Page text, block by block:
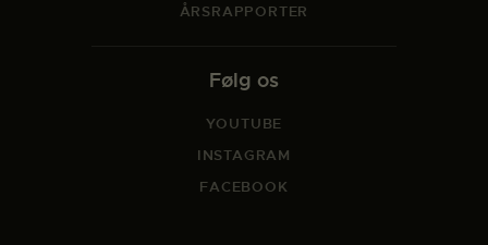
ÅRSRAPPORTER
Følg os
YOUTUBE
INSTAGRAM
FACEBOOK